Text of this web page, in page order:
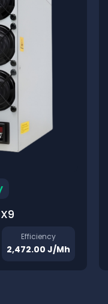
Efficiency
2,472.00 J/Mh